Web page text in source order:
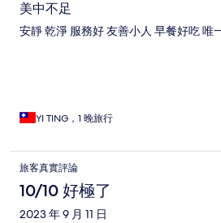
美中不足
安靜 乾淨 服務好 友善小人 早餐好吃 唯
YI TING，1 晚旅行
旅客真實評論
10/10 好極了
2023 年 9 月 11 日